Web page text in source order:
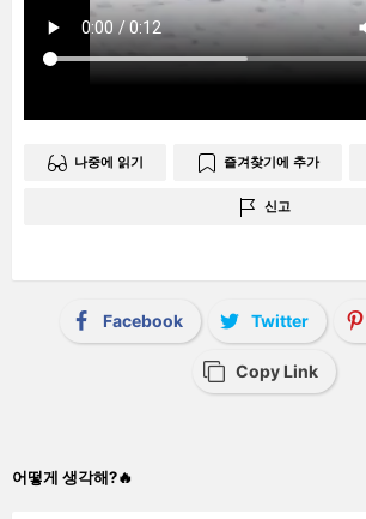
나중에 읽기 즐겨찾기에 추가
신고
Facebook Twitter
Copy Link
어떻게 생각해?🔥